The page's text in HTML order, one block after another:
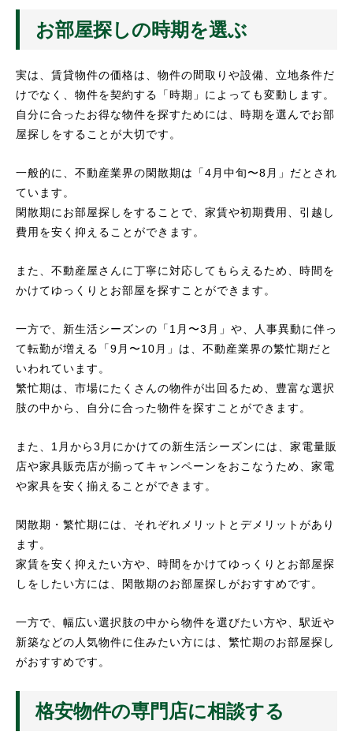
お部屋探しの時期を選ぶ
実は、賃貸物件の価格は、物件の間取りや設備、立地条件だ
けでなく、物件を契約する「時期」によっても変動します。
自分に合ったお得な物件を探すためには、時期を選んでお部
屋探しをすることが大切です。
一般的に、不動産業界の閑散期は「4月中旬〜8月」だとされ
ています。
閑散期にお部屋探しをすることで、家賃や初期費用、引越し
費用を安く抑えることができます。
また、不動産屋さんに丁寧に対応してもらえるため、時間を
かけてゆっくりとお部屋を探すことができます。
一方で、新生活シーズンの「1月〜3月」や、人事異動に伴っ
て転勤が増える「9月〜10月」は、不動産業界の繁忙期だと
いわれています。
繁忙期は、市場にたくさんの物件が出回るため、豊富な選択
肢の中から、自分に合った物件を探すことができます。
また、1月から3月にかけての新生活シーズンには、家電量販
店や家具販売店が揃ってキャンペーンをおこなうため、家電
や家具を安く揃えることができます。
閑散期・繁忙期には、それぞれメリットとデメリットがあり
ます。
家賃を安く抑えたい方や、時間をかけてゆっくりとお部屋探
しをしたい方には、閑散期のお部屋探しがおすすめです。
一方で、幅広い選択肢の中から物件を選びたい方や、駅近や
新築などの人気物件に住みたい方には、繁忙期のお部屋探し
がおすすめです。
格安物件の専門店に相談する